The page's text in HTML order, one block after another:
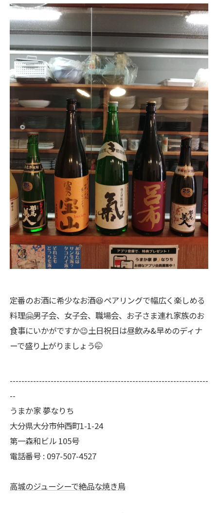
定番のお酒に希少なお酒😆ペアリングで幅広く楽しめる
料理🤗男子会、女子会、職場会、お子さま連れ家族のお
食事にいかがですか😉土日祝日は昼飲み&早めのディナ
ーで盛り上がりましょう🤭
--------------------------------------------------------------------
--
うまか家 夢なりち
大分県大分市仲西町1-1-24
第一森和ビル 105号
電話番号 : 097-507-4527
高城のジューシーで絶品な焼き鳥